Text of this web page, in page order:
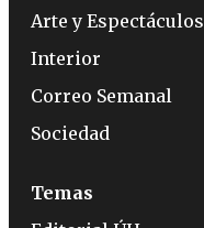
Arte y Espectáculos
Interior
Correo Semanal
Sociedad
Temas